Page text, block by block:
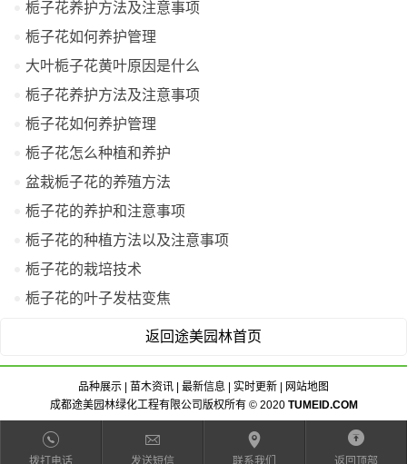
栀子花养护方法及注意事项
栀子花如何养护管理
大叶栀子花黄叶原因是什么
栀子花养护方法及注意事项
栀子花如何养护管理
栀子花怎么种植和养护
盆栽栀子花的养殖方法
栀子花的养护和注意事项
栀子花的种植方法以及注意事项
栀子花的栽培技术
栀子花的叶子发枯变焦
返回途美园林首页
品种展示 苗木资讯 最新信息 实时更新
网站地图
成都途美园林绿化工程有限公司版权所有 © 2020 TUMEID.COM
拨打电话 发送短信 联系我们 返回顶部
拨打电话 发送短信 联系我们 返回顶部